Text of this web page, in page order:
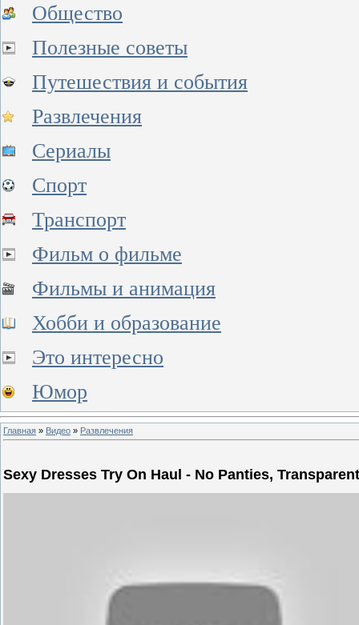
Общество
Полезные советы
Путешествия и события
Развлечения
Сериалы
Спорт
Транспорт
Фильм о фильме
Фильмы и анимация
Хобби и образование
Это интересно
Юмор
Главная » Видео » Развлечения
Sexy Dresses Try On Haul - No Panties,